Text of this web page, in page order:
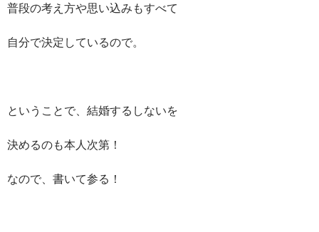
普段の考え方や思い込みもすべて
自分で決定しているので。
ということで、結婚するしないを
決めるのも本人次第！
なので、書いて参る！